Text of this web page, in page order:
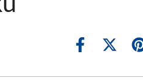
Share
Share
(Twitter)